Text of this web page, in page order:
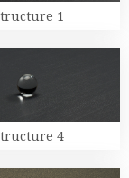
1
4